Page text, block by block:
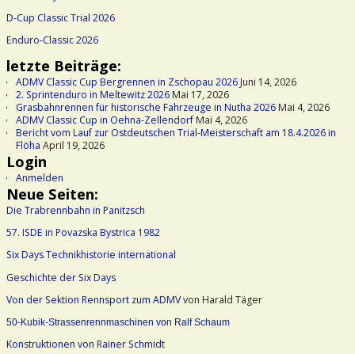
D-Cup Classic Trial 2026
Enduro-Classic 2026
letzte Beiträge:
ADMV Classic Cup Bergrennen in Zschopau 2026Juni 14, 2026
2. Sprintenduro in Meltewitz 2026Mai 17, 2026
Grasbahnrennen für historische Fahrzeuge in Nutha 2026Mai 4, 2026
ADMV Classic Cup in Oehna-ZellendorfMai 4, 2026
Bericht vom Lauf zur Ostdeutschen Trial-Meisterschaft am 18.4.2026 in
Flöha April 19, 2026
Login
Anmelden
Neue Seiten:
Die Trabrennbahn in Panitzsch
57. ISDE in Povazska Bystrica 1982
Six Days Technikhistorie international
Geschichte der Six Days
Von der Sektion Rennsport zum ADMVvon Harald Täger
50-Kubik-Strassenrennmaschinen von Ralf Schaum
Konstruktionen von Rainer Schmidt